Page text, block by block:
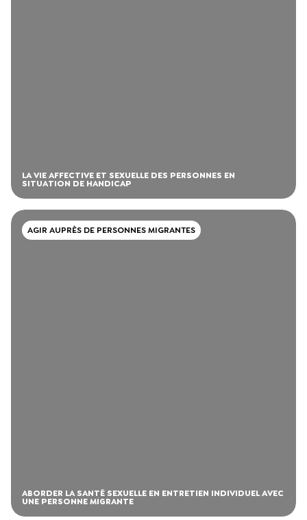
LA VIE AFFECTIVE ET SEXUELLE DES PERSONNES EN
SITUATION DE HANDICAP
AGIR AUPRÈS DE PERSONNES MIGRANTES
ABORDER LA SANTÉ SEXUELLE EN ENTRETIEN INDIVIDUEL AVEC
UNE PERSONNE MIGRANTE